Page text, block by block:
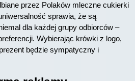
przez Polaków mleczne cukierki
sprawia, że są
dla każdej grupy odbiorców –
Wybierając krówki z logo,
będzie sympatyczny i